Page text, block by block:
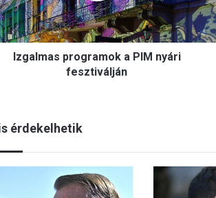
Izgalmas programok a PIM nyári
fesztiválján
érdekelhetik